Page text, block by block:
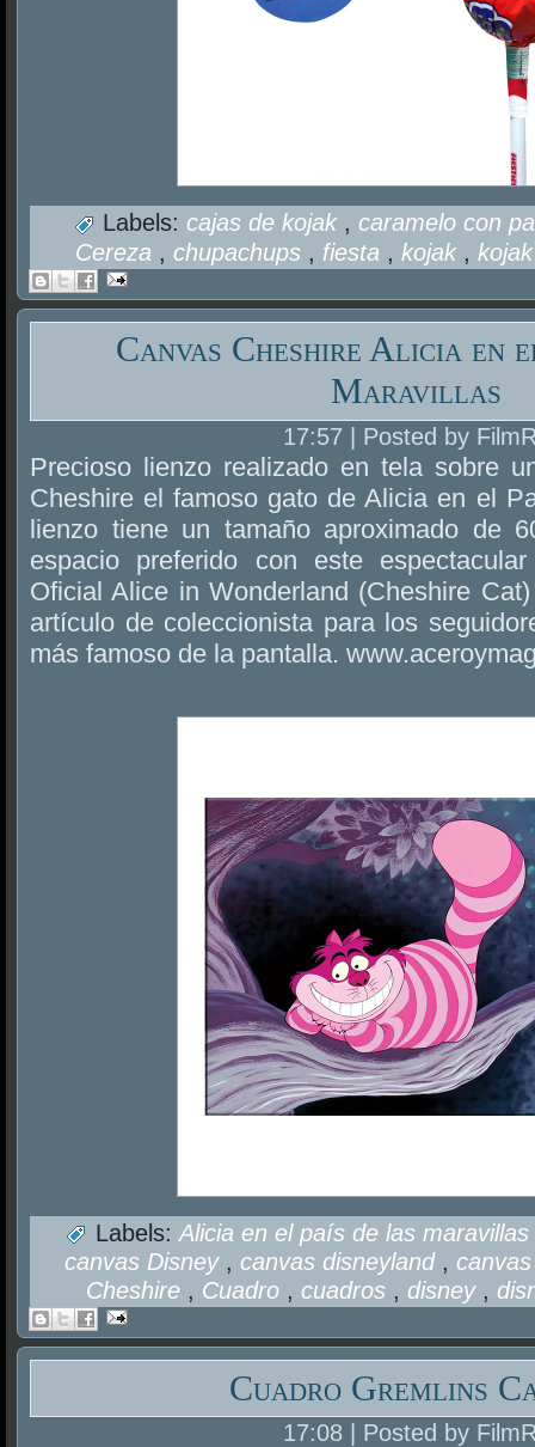
Labels:cajas de kojak ,caramelo con
Cereza , chupachups , fiesta , kojak ,
Canvas Cheshire Alicia en
Maravillas
17:57 | Posted by
Precioso lienzo realizado en tela sobre
Cheshire el famoso gato de Alicia en el
lienzo tiene un tamaño aproximado de
espacio preferido con este
Oficial Alice in Wonderland (Cheshire
artículo de coleccionista para los
más famoso de la pantalla.
Labels: Alicia en el país de las maravillas
canvas Disney , canvas disneyland ,
Cheshire , Cuadro , cuadros , disney ,
Cuadro Gremlins
17:08 | Posted by